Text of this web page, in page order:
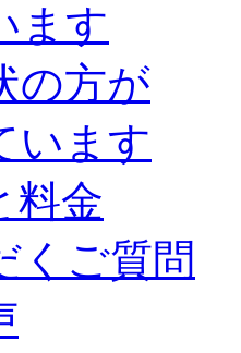
ます
の方が
います
料金
くご質問